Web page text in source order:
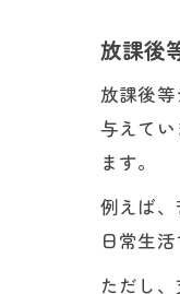
放課後
放課後
与えて
ます。
例えば
日常生
ただし